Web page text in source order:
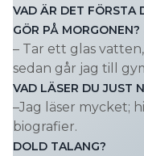
VAD ÄR DET FÖRSTA
GÖR PÅ MORGONEN?
– Tar ett glas vatten,
sedan går jag till
VAD LÄSER DU JUST
–Jag läser mycket;
biografier.
DOLD TALANG?